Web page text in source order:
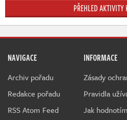
PŘEHLED
NAVIGACE
Archiv pořadu
Redakce pořadu
RSS Atom Feed
INFORMACE
Zásady
Pravidla
Jak